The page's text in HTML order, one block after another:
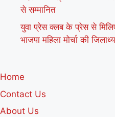
से सम्मानित
युवा प्रेस क्लब के प्रेस से
भाजपा महिला मोर्चा की
Home
Contact Us
About Us